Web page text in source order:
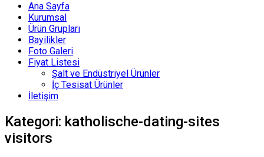
Ana Sayfa
Kurumsal
Ürün Grupları
Bayilikler
Foto Galeri
Fiyat Listesi
Şalt ve Endüstriyel Ürünler
İç Tesisat Ürünler
İletişim
Kategori: katholische-dating-sites
visitors